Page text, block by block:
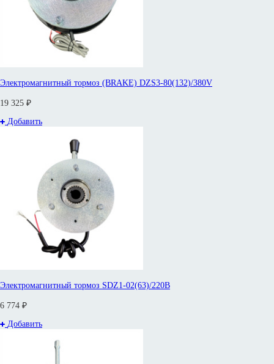
Электромагнитный тормоз (BRAKE) DZS3-80(132)/380V
19 325 ₽
Добавить
Электромагнитный тормоз SDZ1-02(63)/220В
6 774 ₽
Добавить